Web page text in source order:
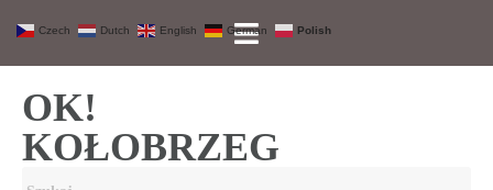
OK!
KOŁOBRZEG
Czech Dutch English German Polish